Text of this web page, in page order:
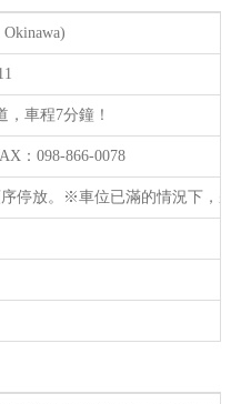
車程7分鐘！
：098-866-0078
停放。※車位已滿的情況下，